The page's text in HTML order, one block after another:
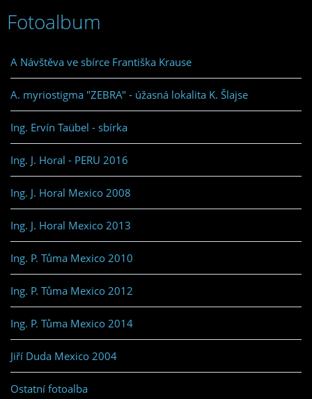
Fotoalbum
A Návštěva ve sbírce Františka Krause
A. myriostigma "ZEBRA" - úžasná lokalita K. Šlajse
Ing. Ervín Taübel - sbírka
Ing. J. Horal - PERU 2016
Ing. J. Horal Mexico 2008
Ing. J. Horal Mexico 2013
Ing. P. Tůma Mexico 2010
Ing. P. Tůma Mexico 2012
Ing. P. Tůma Mexico 2014
Jiří Duda Mexico 2004
Ostatní fotoalba